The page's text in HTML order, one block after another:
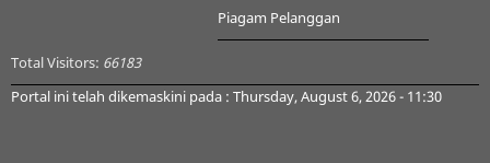
Piagam Pelanggan
Total Visitors: 66183
Portal ini telah dikemaskini pada : Thursday, August 6, 2026 - 11:30